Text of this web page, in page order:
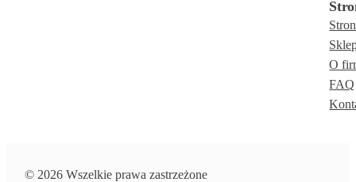
O
FAQ
© 2026 Wszelkie prawa zastrzeżone